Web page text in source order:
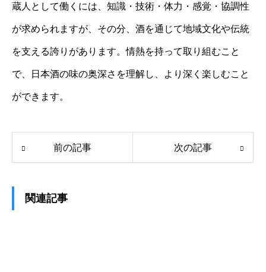
蔵人として働くには、知識・技術・体力・感覚・協調性
が求められますが、その分、酒を通じて地域文化や伝統
を支える誇りがあります。情熱を持って取り組むこと
で、日本酒の味の奥深さを理解し、より深く楽しむこと
ができます。
前の記事 次の記事
関連記事